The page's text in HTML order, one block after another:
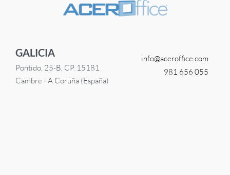
GALICIA
Pontido, 25-B, CP. 15181
Cambre - A Coruña (España)
info@aceroffice.com
981 656 055